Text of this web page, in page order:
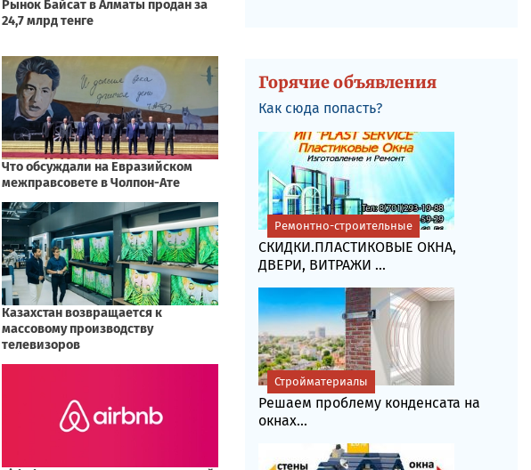
Горячие объявления
Как сюда попасть?
СКИДКИ.ПЛАСТИКОВЫЕ ОКНА,
ДВЕРИ, ВИТРАЖИ ...
Ремонтно-строительные
Решаем проблему конденсата на
окнах...
Стройматериалы